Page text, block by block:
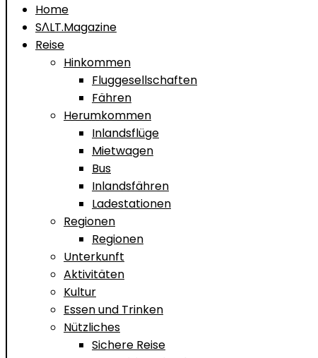
Home
SΛLT.Magazine
Reise
Hinkommen
Fluggesellschaften
Fähren
Herumkommen
Inlandsflüge
Mietwagen
Bus
Inlandsfähren
Ladestationen
Regionen
Regionen
Unterkunft
Aktivitäten
Kultur
Essen und Trinken
Nützliches
Sichere Reise